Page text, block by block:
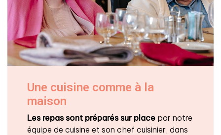
Une cuisine comme à la
maison
Les repas sont préparés sur place par notre
équipe de cuisine et son chef cuisinier, dans